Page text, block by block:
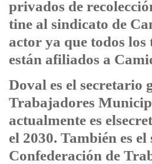
privados de
tine al sindicato de
actor ya que todos los
están afiliados a
Doval es el secretario
Trabajadores
actualmente es
el 2030. También es
Confederación de